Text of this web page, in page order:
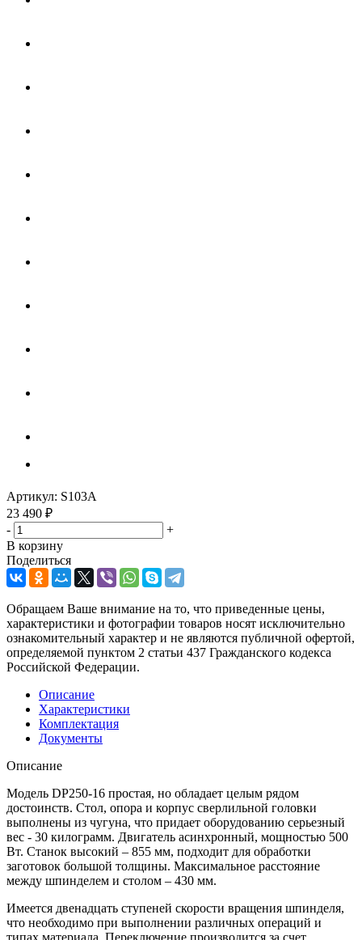
Артикул: S103A
23 490 ₽
-
+
В корзину
Поделиться
Обращаем Ваше внимание на то, что приведенные цены,
характеристики и фотографии товаров носят исключительно
ознакомительный характер и не являются публичной офертой,
определяемой пунктом 2 статьи 437 Гражданского кодекса
Российской Федерации.
Описание
Характеристики
Комплектация
Документы
Описание
Модель DP250-16 простая, но обладает целым рядом
достоинств. Стол, опора и корпус сверлильной головки
выполнены из чугуна, что придает оборудованию серьезный
вес - 30 килограмм. Двигатель асинхронный, мощностью 500
Вт. Станок высокий – 855 мм, подходит для обработки
заготовок большой толщины. Максимальное расстояние
между шпинделем и столом – 430 мм.
Имеется двенадцать ступеней скорости вращения шпинделя,
что необходимо при выполнении различных операций и
типах материала. Переключение производится за счет